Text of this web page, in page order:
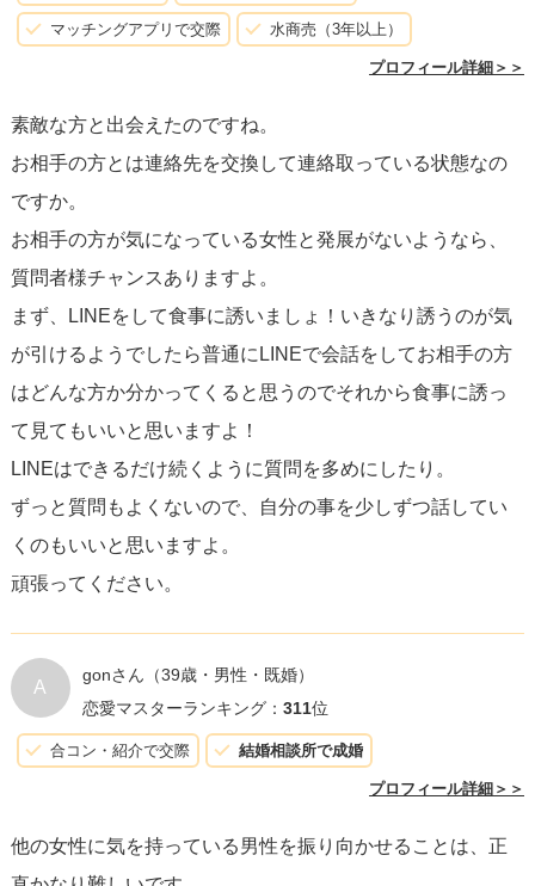
な口実を用意することが大切です。例えば、「前に話して
いたXXについて熱く語りあいたい」や「新しい趣味が見つ
どう？」とインパクトを与える提案が良いでしょう。
ただし、
です。無理に振り向かせようとすると、逆効果となりかね
ません。あくまで誠実な態度 で臨み、自分をしっかりと
現することを心掛けてください。最終的には相手も自分に
対して何らかの感情を抱くようになるかもしれません。ま
た、相手が自分に興味を示してこなかった場合も、その経
験をプラスに変えて次の出会いに活かす姿勢が重要です。
マッチングアプリで交際 水商売（3年以上）
プロフィール詳細＞＞
素敵な方と出会えたのですね。
お相手の方とは連絡先を交換して連絡取っている状態なの
ですか。
お相手の方が気になっている女性と発展がないようなら、
質問者様チャンスありますよ。
まず、LINEをして食事に誘いましょ！いきなり誘うのが気
が引けるようでしたら普通にLINEで会話をしてお相手の方
はどんな方か分かってくると思うのでそれから食事に誘っ
て見てもいいと思いますよ！
LINEはできるだけ続くように質問を多めにしたり。
ずっと質問もよくないので、自分の事を少しずつ話してい
くのもいいと思いますよ。
頑張ってください。
A
gonさん （39歳・男性・既婚）
恋愛マスターランキング： 311位
合コン・紹介で交際 結婚相談所で成婚
プロフィール詳細＞＞
他の女性に気を持っている男性を振り向かせることは、正